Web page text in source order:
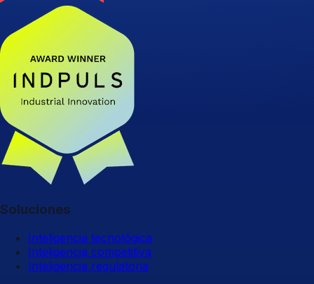
Soluciones
Inteligencia tecnológica
Inteligencia competitiva
Inteligencia regulatoria